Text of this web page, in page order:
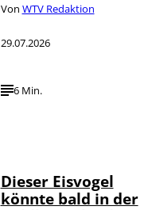
Von WTV Redaktion
29.07.2026
6 Min.
Dieser Eisvogel
könnte bald in der